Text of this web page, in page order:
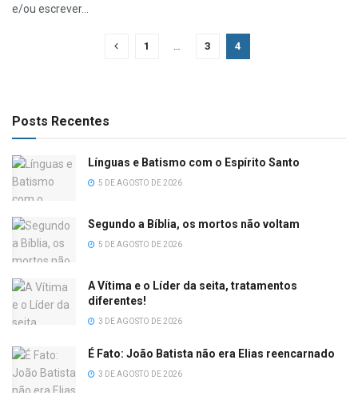
e/ou escrever...
1 … 3 4
Posts Recentes
Línguas e Batismo com o Espírito Santo
5 DE AGOSTO DE 2026
Segundo a Bíblia, os mortos não voltam
5 DE AGOSTO DE 2026
A Vítima e o Líder da seita, tratamentos
diferentes!
3 DE AGOSTO DE 2026
É Fato: João Batista não era Elias reencarnado
3 DE AGOSTO DE 2026